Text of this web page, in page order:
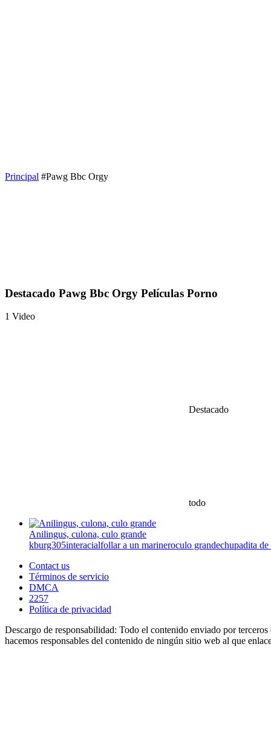
Principal #Pawg Bbc Orgy
Destacado Pawg Bbc Orgy Películas Porno
1 Video
Destacado
todo
Anilingus, culona, culo grande
kburg305interacialfollar a un marineroculo grandechupadita de
Contact us
Términos de servicio
DMCA
2257
Política de privacidad
Descargo de responsabilidad: Todo el contenido enviado por
hacemos responsables del contenido de ningún sitio web al que